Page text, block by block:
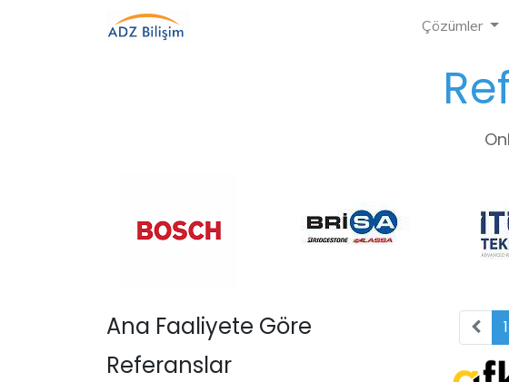
Çözümler
Ana Faaliyete Göre
Referanslar
1